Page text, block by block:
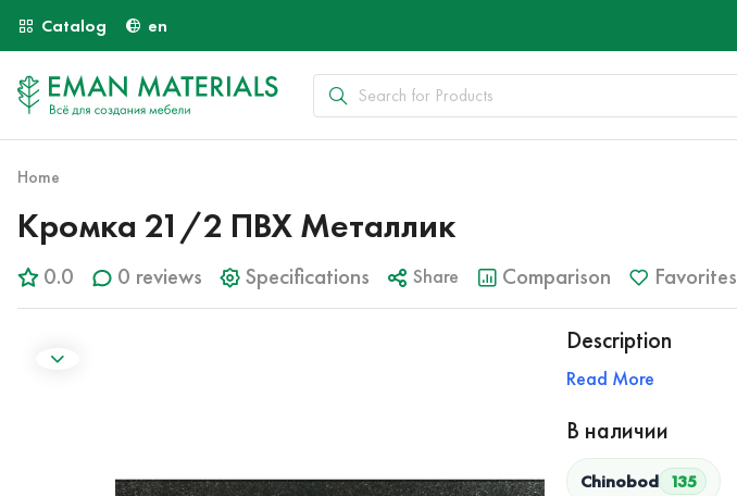
Catalog en
Home
Кромка 21/2 ПВХ Металлик
0.0 0 reviews Specifications Share Comparison Favorites
Description
Read More
В наличии
Chinobod 135